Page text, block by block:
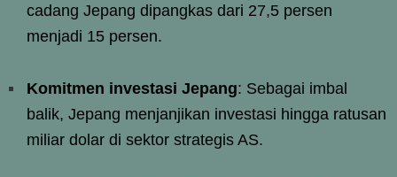
cadang Jepang dipangkas dari 27,5 persen
menjadi 15 persen.
Komitmen investasi Jepang: Sebagai imbal
balik, Jepang menjanjikan investasi hingga ratusan
miliar dolar di sektor strategis AS.